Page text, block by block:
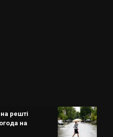
решті
на